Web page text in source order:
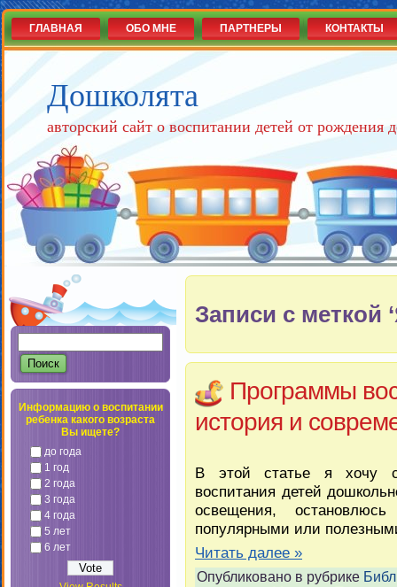
Дошколята
авторский сайт о воспитании детей от рождения
ГЛАВНАЯ ОБО МНЕ ПАРТНЕРЫ КОНТАКТЫ
Информацию о воспитании
ребенка какого возраста
Вы ищете?
до года
1 год
2 года
3 года
4 года
5 лет
6 лет
Записи с меткой
Программы
история и
В этой статье я хочу
воспитания детей
освещения,
популярными или
Читать далее »
Опубликовано в рубрике